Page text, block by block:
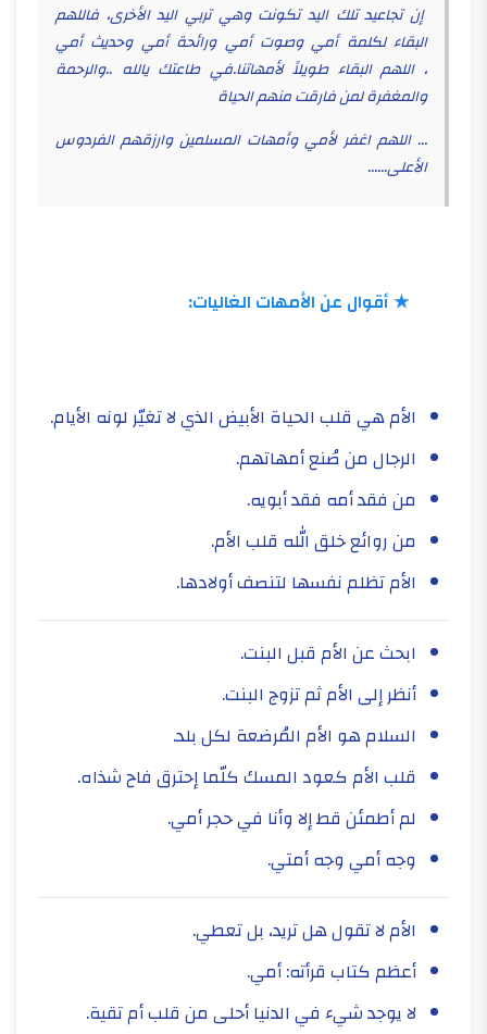
إن تجاعيد تلك اليد تكونت وهي تربي اليد الأخرى، فاللهم
البقاء لكلمة أمي وصوت أمي ورائحة أمي وحديث أمي
، اللهم البقاء طويلاً لأمهاتنا.في طاعتك يالله ..والرحمة
والمغفرة لمن فارقت منهم الحياة
... اللهم اغفر لأمي وأمهات المسلمين وارزقهم الفردوس
الأعلى......
★ أقوال عن الأمهات الغاليات:
الأم هي قلب الحياة الأبيض الذي لا تغيّر لونه الأيام.
​الرجال من صُنع أمهاتهم.
من فقد أمه فقد أبويه.
من روائع خلق الله قلب الأم.
الأم تظلم نفسها لتنصف أولادها.
ابحث عن الأم قبل البنت.
أنظر إلى الأم ثم تزوج البنت.
السلام هو الأم المُرضعة لكل بلد.
قلب الأم كعود المسك كلّما إحترق فاح شذاه.
لم أطمئن قط إلا وأنا في حجر أمي.
وجه أمي وجه أمتي.
الأم لا تقول هل تريد، بل تعطي.
أعظم كتاب قرأته: أمي.
لا يوجد شيء في الدنيا أحلى من قلب أم تقية.